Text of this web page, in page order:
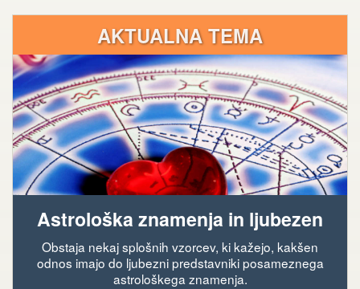
AKTUALNA TEMA
Astrološka znamenja in ljubezen
Obstaja nekaj splošnih vzorcev, ki kažejo, kakšen
odnos imajo do ljubezni predstavniki posameznega
astrološkega znamenja.